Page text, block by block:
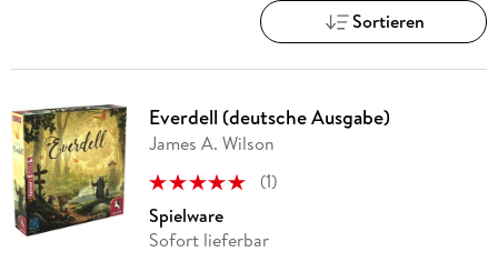
Sortieren
Everdell (deutsche Ausgabe)
James A. Wilson
(1)
Spielware
Sofort lieferbar